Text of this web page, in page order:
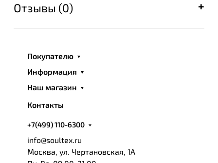
Отзывы (0)
Покупателю
Информация
Наш магазин
Контакты
+7(499) 110-6300
info@soultex.ru
Москва, ул. Чертановская, 1А